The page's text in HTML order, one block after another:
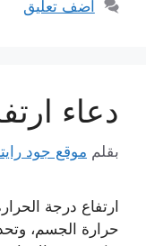
أضف تعليق
دعاء
بقلم موقع جود
ارتفاع درجة
حرارة الجسم،